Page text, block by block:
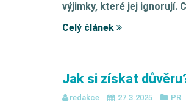
výjimky, které jej ignorují.
Celý článek
Jak si získat
redakce 27.3.2025 PR